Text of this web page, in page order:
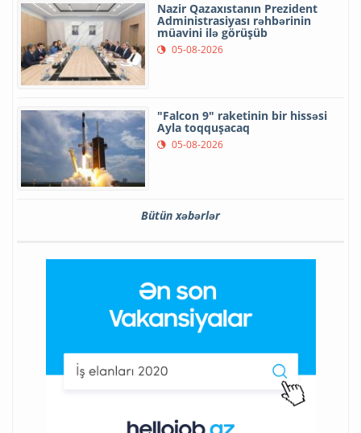
Nazir Qazaxıstanın Prezident
Administrasiyası rəhbərinin
müavini ilə görüşüb
05-08-2026
"Falcon 9" raketinin bir hissəsi
Ayla toqquşacaq
05-08-2026
Bütün xəbərlər